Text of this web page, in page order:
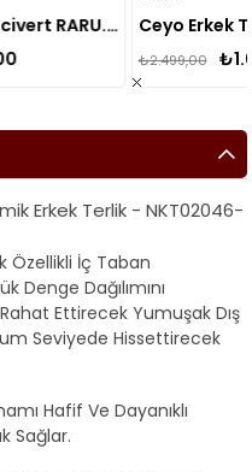
Ceyo Erkek Terlik 9100-8
₺1.624,00
Erkek Terlik - NKT02046-
Özellikli İç Taban
Denge Dağılımını
Rahat Ettirecek Yumuşak Dış
Seviyede Hissettirecek
Hafif Ve Dayanıklı
Sağlar.